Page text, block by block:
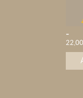
-